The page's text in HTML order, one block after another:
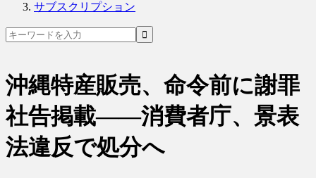
サブスクリプション
沖縄特産販売、命令前に謝罪
社告掲載――消費者庁、景表
法違反で処分へ